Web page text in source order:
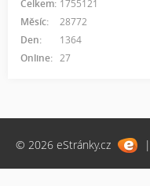
Online: 27
Celkem: 1755121
Měsíc:
28772
Den:
1364
© 2026 eStránky.cz |